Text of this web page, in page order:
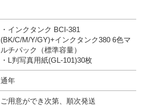
・インクタンク BCI-381
(BK/C/M/Y/GY)+インクタンク380 6色マ
ルチパック（標準容量）
・L判写真用紙(GL-101)30枚
通年
ご用意ができ次第、順次発送